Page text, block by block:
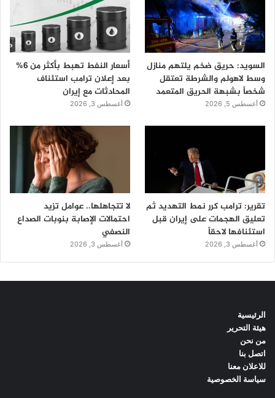
السويد: حريق ضخم يلتهم منازل
وسط لاهولم والشرطة تعتقل
شخصاً بشبهة الحريق المتعمد
أغسطس 5, 2026
أسعار النفط تهبط بأكثر من 6%
بعد إعلان ترامب استئناف
المحادثات مع إيران
أغسطس 3, 2026
تقرير: ترامب كرر نمط التهديد ثم
تعليق الهجمات على إيران قبل
استئنافها لاحقاً
أغسطس 3, 2026
لا تتجاهلها.. عوامل تزيد
احتمالات الإصابة بنوبات الصداع
النصفي
أغسطس 3, 2026
الرئيسية
هيئة التحرير
من نحن
اتصل بنا
للاعلان معنا
سياسة الخصوصية